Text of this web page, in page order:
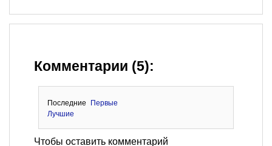
Комментарии (5):
Последние
Первые
Лучшие
Чтобы оставить комментарий